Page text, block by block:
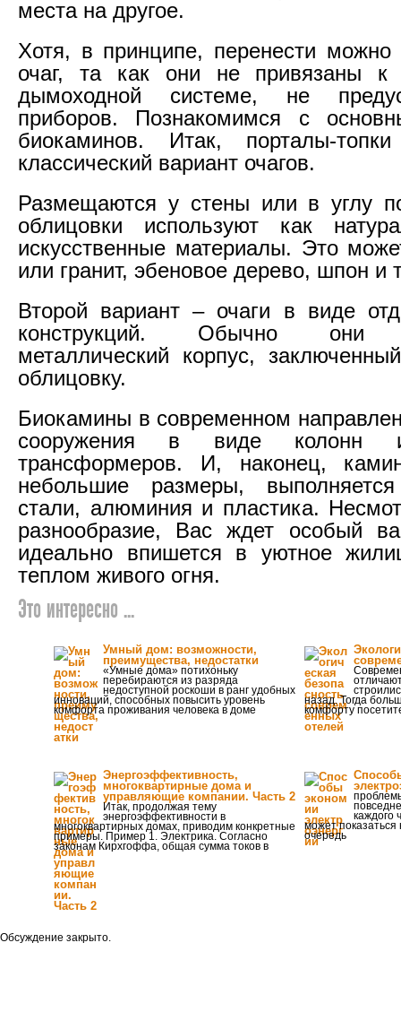
места на другое.
Хотя, в принципе, перенести можно
очаг, та как они не привязаны к
дымоходной системе, не
приборов. Познакомимся с
биокаминов. Итак, порталы-топки
классический вариант очагов.
Размещаются у стены или в углу
облицовки используют как
искусственные материалы. Это
или гранит, эбеновое дерево, шпон и
Второй вариант – очаги в виде
конструкций. Обычно они
металлический корпус,
облицовку.
Биокамины в современном
сооружения в виде колонн
трансформеров. И, наконец,
небольшие размеры,
стали, алюминия и пластика.
разнообразие, Вас ждет особый
идеально впишется в уютное
теплом живого огня.
Это интересно ...
Умный дом: возможности,
преимущества, недостатки
«Умные дома» потихоньку
перебираются из разряда
недоступной роскоши в ранг удобных
инноваций, способных повысить уровень
комфорта проживания человека в доме
назад. Тогда
комфорту
Энергоэффективность,
многоквартирные дома и
управляющие компании. Часть 2
Итак, продолжая тему
энергоэффективности в
многоквартирных домах, приводим конкретные
примеры. Пример 1. Электрика. Согласно
законам Кирхгоффа, общая сумма токов в
каждого
может
очередь
Обсуждение закрыто.